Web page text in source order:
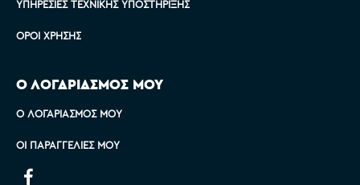
ΥΠΗΡΕΣΊΕΣ ΤΕΧΝΙΚΉΣ ΥΠΟΣΤΉΡΙΞΗΣ
ΌΡΟΙ ΧΡΉΣΗΣ
Ο ΛΟΓΑΡΙΑΣΜΟΣ ΜΟΥ
Ο ΛΟΓΑΡΙΑΣΜΌΣ ΜΟΥ
ΟΙ ΠΑΡΑΓΓΕΛΊΕΣ ΜΟΥ